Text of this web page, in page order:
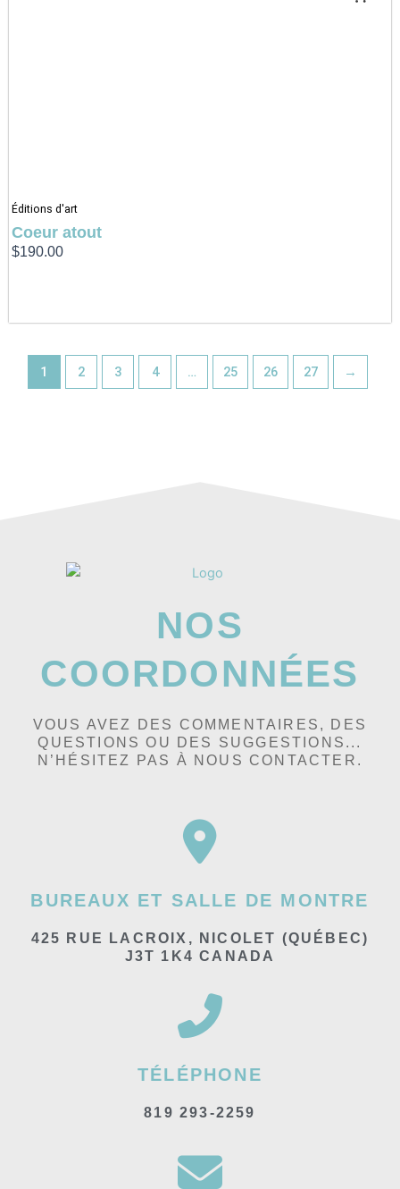
Éditions d'art
Coeur atout
$190.00
1 2 3 4 … 25 26 27 →
NOS
COORDONNÉES
VOUS AVEZ DES COMMENTAIRES, DES
QUESTIONS OU DES SUGGESTIONS...
N’HÉSITEZ PAS À NOUS CONTACTER.
BUREAUX ET SALLE DE MONTRE
425 RUE LACROIX, NICOLET (QUÉBEC)
J3T 1K4 CANADA
TÉLÉPHONE
819 293-2259